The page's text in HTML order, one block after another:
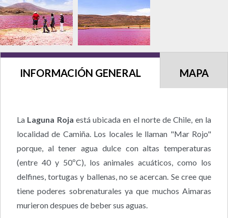
INFORMACIÓN GENERAL MAPA
La Laguna Roja está ubicada en el norte de Chile, en la
localidad de Camiña. Los locales le llaman "Mar Rojo"
porque, al tener agua dulce con altas temperaturas
(entre 40 y 50ºC), los animales acuáticos, como los
delfines, tortugas y ballenas, no se acercan. Se cree que
tiene poderes sobrenaturales ya que muchos Aimaras
murieron despues de beber sus aguas.